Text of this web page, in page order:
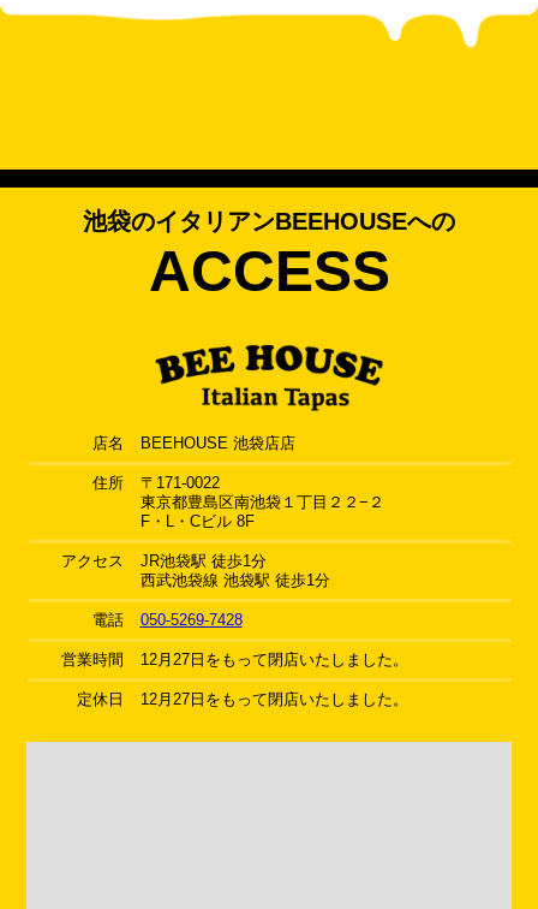
池袋のイタリアンBEEHOUSEへの
ACCESS
店名 BEEHOUSE 池袋店店
住所
〒171-0022
東京都豊島区南池袋１丁目２２−２
F・L・Cビル 8F
アクセス
JR池袋駅 徒歩1分
西武池袋線 池袋駅 徒歩1分
電話 050-5269-7428
営業時間 12月27日をもって閉店いたしました。
定休日 12月27日をもって閉店いたしました。